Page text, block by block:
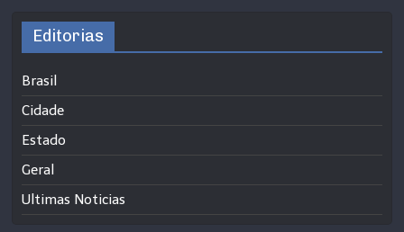
Editorias
Brasil
Cidade
Estado
Geral
Ultimas Noticias